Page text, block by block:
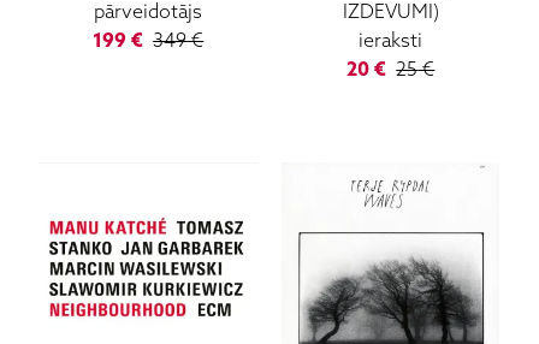
pārveidotājs
199 € 349€
IZDEVUMI)
ieraksti
20 € 25€